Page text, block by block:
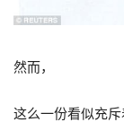
然而，
这么一份看似充斥